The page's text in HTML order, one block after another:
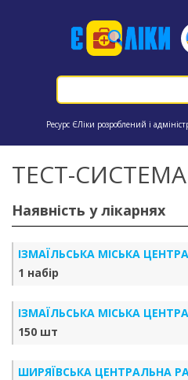
Ресурс ЄЛіки розроблений і
ТЕСТ-СИСТЕМА
Наявність у лікарнях
ІЗМАЇЛЬСЬКА МІСЬКА
1 набір
ІЗМАЇЛЬСЬКА МІСЬКА
150 шт
ШИРЯЇВСЬКА ЦЕНТРАЛЬНА